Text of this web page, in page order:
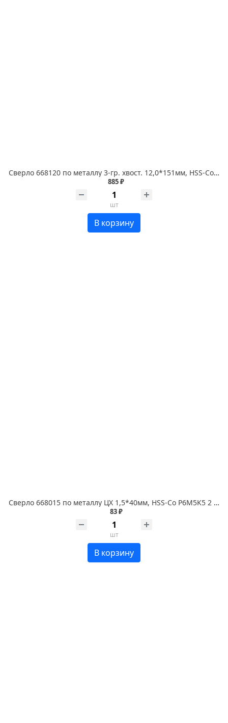
Сверло 668120 по металлу 3-гр. хвост. 12,0*151мм, HSS-Co P6M5K5 1 шт. RENNBOHR COBALT CARD
885 ₽
шт
В корзину
Сверло 668015 по металлу ЦХ 1,5*40мм, HSS-Co P6M5K5 2 шт. RENNBOHR COBALT
83 ₽
шт
В корзину